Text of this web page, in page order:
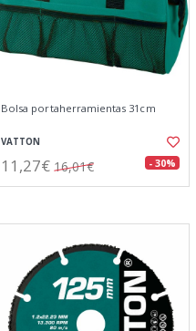
Bolsa portaherramientas 31cm
VATTON
11,27€ 16,01€ - 30%